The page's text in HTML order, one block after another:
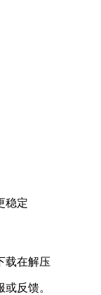
稳定
载在解压
反馈。